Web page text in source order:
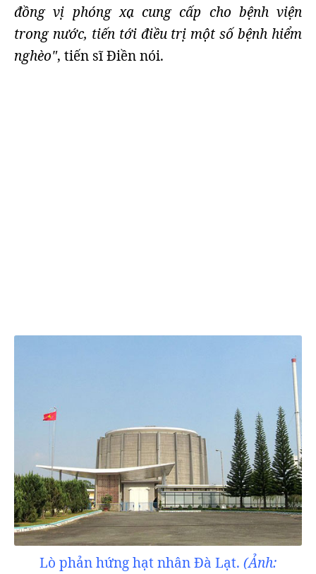
đồng vị phóng xạ cung cấp cho bệnh viện
trong nước, tiến tới điều trị một số bệnh hiểm
nghèo", tiến sĩ Điền nói.
Lò phản hứng hạt nhân Đà Lạt. (Ảnh: